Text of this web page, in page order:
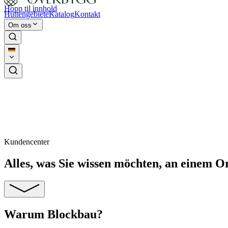
Hopp til innhold
HüttengebieteKatalogKontakt
Om oss
Kundencenter
Alles, was Sie wissen möchten, an einem
Warum Blockbau?